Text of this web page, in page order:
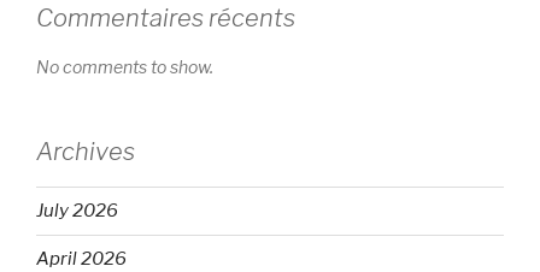
Commentaires récents
No comments to show.
Archives
July 2026
April 2026